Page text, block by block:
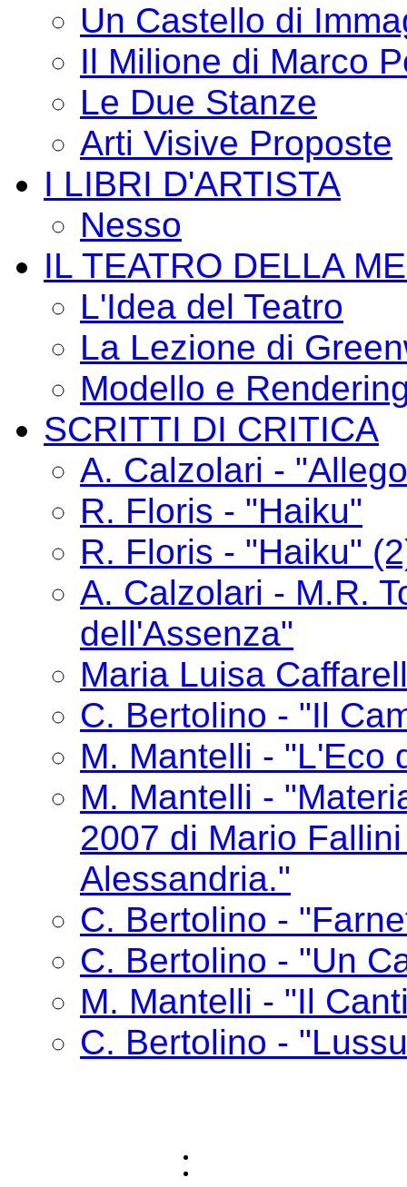
Un Castello di
Il Milione di Marco
Le Due Stanze
Arti Visive Proposte
I LIBRI D'ARTISTA
Nesso
IL TEATRO DELLA
L'Idea del Teatro
La Lezione di
Modello e
SCRITTI DI CRITICA
A. Calzolari -
R. Floris - "Haiku"
R. Floris - "Haiku"
A. Calzolari - M.R.
dell'Assenza"
Maria Luisa
C. Bertolino - "Il
M. Mantelli - "L'Eco
M. Mantelli -
2007 di Mario
Alessandria."
C. Bertolino -
C. Bertolino - "Un
M. Mantelli - "Il
C. Bertolino -